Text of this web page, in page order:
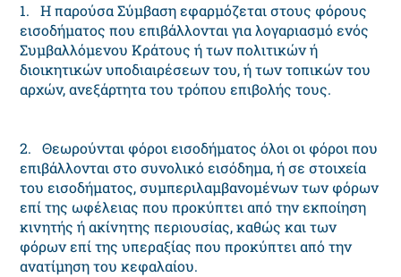
1. Η παρούσα Σύμβαση εφαρμόζεται στους φόρους
εισοδήματος που επιβάλλονται για λογαριασμό ενός
Συμβαλλόμενου Κράτους ή των πολιτικών ή
διοικητικών υποδιαιρέσεων του, ή των τοπικών του
αρχών, ανεξάρτητα του τρόπου επιβολής τους.
2. Θεωρούνται φόροι εισοδήματος όλοι οι φόροι που
επιβάλλονται στο συνολικό εισόδημα, ή σε στοιχεία
του εισοδήματος, συμπεριλαμβανομένων των φόρων
επί της ωφέλειας που προκύπτει από την εκποίηση
κινητής ή ακίνητης περιουσίας, καθώς και των
φόρων επί της υπεραξίας που προκύπτει από την
ανατίμηση του κεφαλαίου.